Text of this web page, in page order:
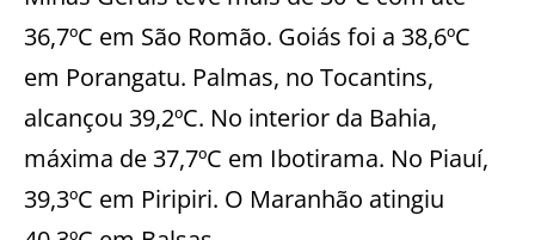
36,7ºC em São Romão. Goiás foi a 38,6ºC
em Porangatu. Palmas, no Tocantins,
alcançou 39,2ºC. No interior da Bahia,
máxima de 37,7ºC em Ibotirama. No Piauí,
39,3ºC em Piripiri. O Maranhão atingiu